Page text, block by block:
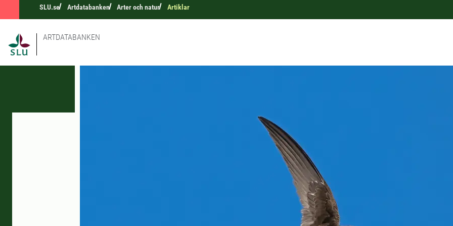
SLU.se Artdatabanken Arter och natur Artiklar
ARTDATABANKEN